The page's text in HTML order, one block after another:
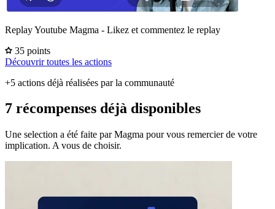
Replay Youtube Magma - Likez et commentez le replay
35 points
Découvrir toutes les actions
+5 actions déjà réalisées par la communauté
7 récompenses déjà disponibles
Une selection a été faite par Magma pour vous remercier de votre
implication. A vous de choisir.